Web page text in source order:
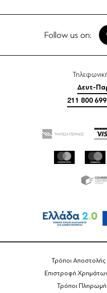
Follow us on:
Δευτ-
211 800
Τρόποι Αποστολής
Επιστροφή
Τρόποι